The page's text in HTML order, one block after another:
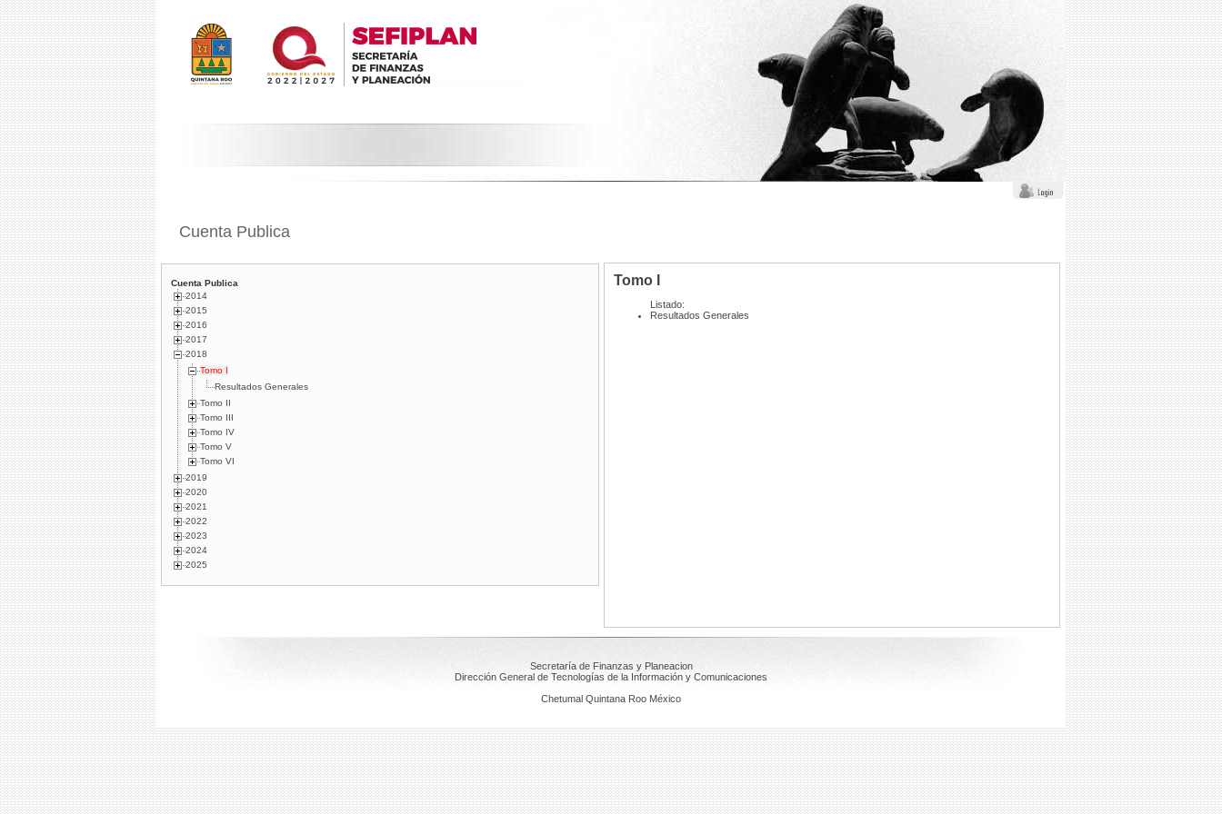
Cuenta Publica
Cuenta Publica
2014
2015
2016
2017
2018
Tomo I
Resultados Generales
Tomo II
Tomo III
Tomo IV
Tomo V
Tomo VI
2019
2020
2021
2022
2023
2024
2025
Tomo I
Listado:
Resultados Generales
Secretaría de Finanzas y Planeacion
Dirección General de Tecnologías de la Información y Comunicaciones
Chetumal Quintana Roo México